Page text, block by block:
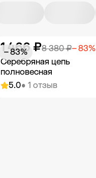
5.0• 1 отзыв
Серебряная цепь
полновесная
8 380 ₽− 83%
1 466 ₽
− 83%